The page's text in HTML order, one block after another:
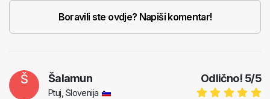
Boravili ste ovdje? Napiši komentar!
Š Odlično! 5/5
Šalamun
Ptuj, Slovenija